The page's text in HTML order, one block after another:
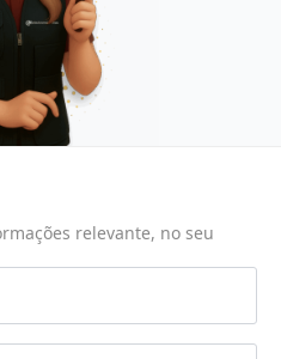
relevante, no seu